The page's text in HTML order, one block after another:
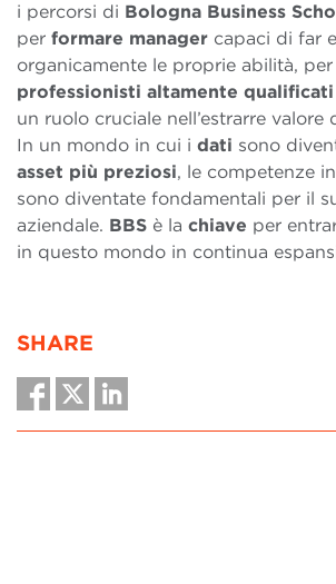
i percorsi di Bologna Business
per formare manager capaci di far
organicamente le proprie abilità, per
professionisti altamente qualificati
un ruolo cruciale nell’estrarre valore
In un mondo in cui i dati sono
asset più preziosi, le competenze
sono diventate fondamentali per il
aziendale. BBS è la chiave per
in questo mondo in continua
SHARE